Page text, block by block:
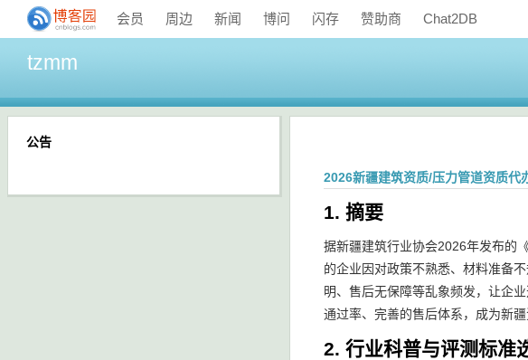
会员 周边 新闻 博问 闪存 赞助商 Chat2DB
tzmm
2026新疆建筑资质/压力管道资质代
1. 摘要
据新疆建筑行业协会2026年发布的
的企业因对政策不熟悉、材料准备
明、售后无保障等乱象频发，让企
通过率、完善的售后体系，成为新
2. 行业科普与评测标准
公告